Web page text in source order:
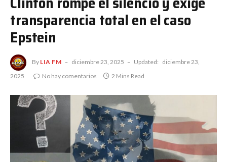
transparencia total en el caso
Epstein
By LIA FM diciembre 23, 2025 Updated: diciembre 23,
2025
No hay comentarios 2 Mins Read